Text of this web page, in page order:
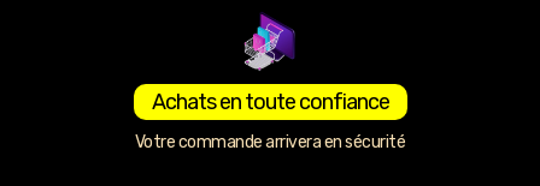
Achats en toute confiance
Votre commande arrivera en sécurité